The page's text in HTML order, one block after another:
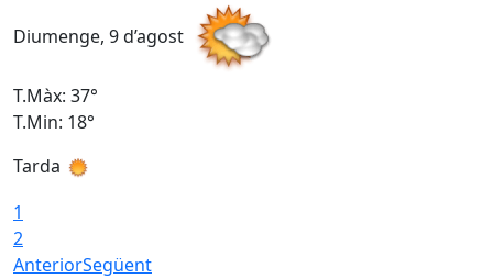
Diumenge, 9 d’agost
T.Màx: 37°
T.Min: 18°
Tarda
1
2
AnteriorSegüent